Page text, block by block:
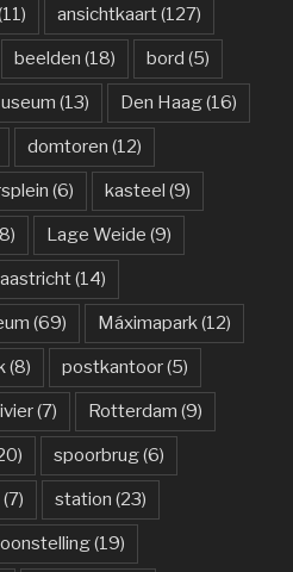
ansichtkaart(127)
beelden (18) bord (5)
(13) Den Haag(16)
domtoren (12)
(6) kasteel (9)
Lage Weide (9)
(14)
(69) Máximapark(12)
(8) postkantoor(5)
(7) Rotterdam (9)
spoorbrug(6)
(7) station (23)
(19)